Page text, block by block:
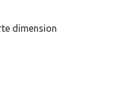
dimension